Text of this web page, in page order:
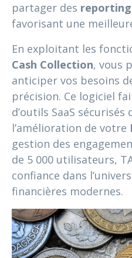
partager des
favorisant une
En exploitant les
Cash Collection, vous
anticiper vos besoins
précision. Ce logiciel
d’outils SaaS
l’amélioration de votre
gestion des
de 5 000 utilisateurs,
confiance dans
financières modernes.